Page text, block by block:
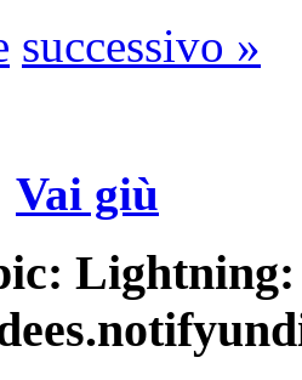
successivo »
Vai giù
Lightning: